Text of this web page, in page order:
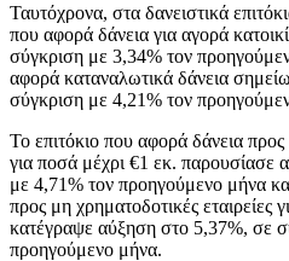
Ταυτόχρονα, στα δανειστικά
που αφορά δάνεια για αγορά
σύγκριση με 3,34% τον
αφορά καταναλωτικά δάνεια
σύγκριση με 4,21% τον
Το επιτόκιο που αφορά δάνεια προς
για ποσά μέχρι €1 εκ. παρουσίασε
με 4,71% τον προηγούμενο μήνα
προς μη χρηματοδοτικές εταιρείες
κατέγραψε αύξηση στο 5,37%, σε
προηγούμενο μήνα.